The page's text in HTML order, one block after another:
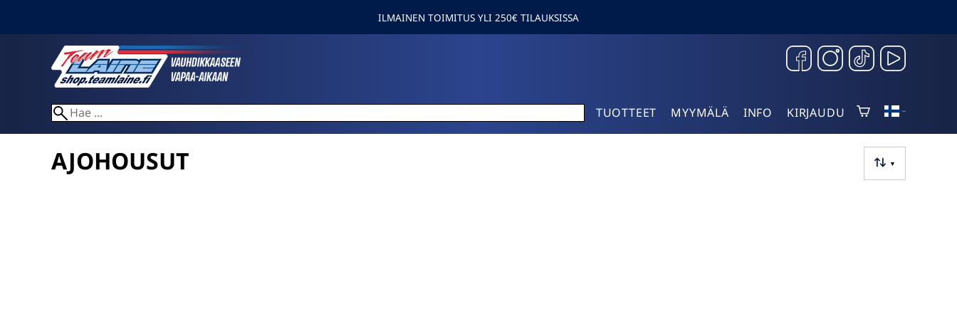
ILMAINEN TOIMITUS YLI 250€ TILAUKSISSA
TUOTTEET MYYMÄLÄ INFO KIRJAUDU
▼
AJOHOUSUT